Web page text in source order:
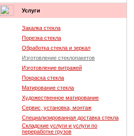
Услуги
Закалка стекла
Порезка стекла
Обработка стекла и зеркал
Изготовление стеклопакетов
Изготовление витражей
Покраска стекла
Матирование стекла
Художественное матирование
Сервис, установка, монтаж
Специализированная доставка стекла
Складские услуги и услуги по
переработке грузов